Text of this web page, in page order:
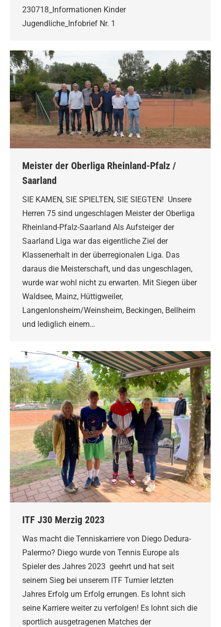
230718_Informationen Kinder
Jugendliche_Infobrief Nr. 1
Meister der Oberliga Rheinland-Pfalz /
Saarland
SIE KAMEN, SIE SPIELTEN, SIE SIEGTEN! Unsere
Herren 75 sind ungeschlagen Meister der Oberliga
Rheinland-Pfalz-Saarland Als Aufsteiger der
Saarland Liga war das eigentliche Ziel der
Klassenerhalt in der überregionalen Liga. Das
daraus die Meisterschaft, und das ungeschlagen,
wurde war wohl nicht zu erwarten. Mit Siegen über
Waldsee, Mainz, Hüttigweiler,
Langenlonsheim/Weinsheim, Beckingen, Bellheim
und lediglich einem…
ITF J30 Merzig 2023
Was macht die Tenniskarriere von Diego Dedura-
Palermo? Diego wurde von Tennis Europe als
Spieler des Jahres 2023 geehrt und hat seit
seinem Sieg bei unserem ITF Turnier letzten
Jahres Erfolg um Erfolg errungen. Es lohnt sich
seine Karriere weiter zu verfolgen! Es lohnt sich die
sportlich ausgetragenen Matches der